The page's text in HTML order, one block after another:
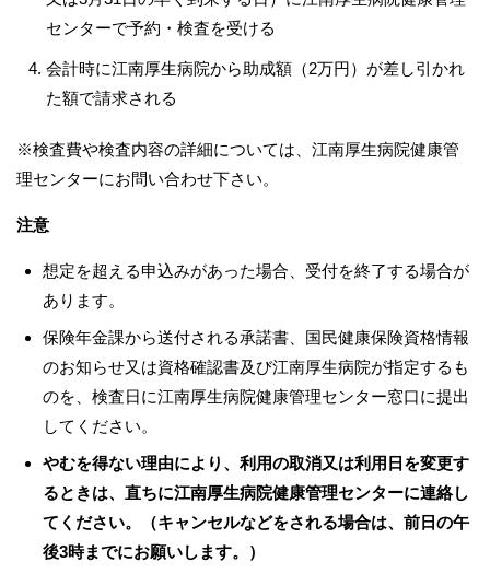
センターで予約・検査を受ける
会計時に江南厚生病院から助成額（2万円）が差し引かれ
た額で請求される
※検査費や検査内容の詳細については、江南厚生病院健康管
理センターにお問い合わせ下さい。
注意
想定を超える申込みがあった場合、受付を終了する場合が
あります。
保険年金課から送付される承諾書、国民健康保険資格情報
のお知らせ又は資格確認書及び江南厚生病院が指定するも
のを、検査日に江南厚生病院健康管理センター窓口に提出
してください。
やむを得ない理由により、利用の取消又は利用日を変更す
るときは、直ちに江南厚生病院健康管理センターに連絡し
てください。（キャンセルなどをされる場合は、前日の午
後3時までにお願いします。）